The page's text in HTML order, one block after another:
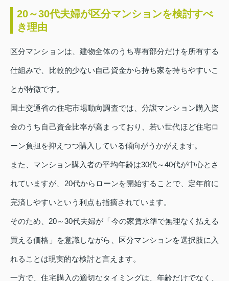
20～30代夫婦が区分マンションを検討すべ
き理由
区分マンションは、建物全体のうち専有部分だけを所有する
仕組みで、比較的少ない自己資金から持ち家を持ちやすいこ
とが特徴です。
国土交通省の住宅市場動向調査では、分譲マンション購入資
金のうち自己資金比率が高まっており、若い世代ほど住宅ロ
ーン負担を抑えつつ購入している傾向がうかがえます。
また、マンション購入者の平均年齢は30代～40代が中心とさ
れていますが、20代からローンを開始することで、定年前に
完済しやすいという利点も指摘されています。
そのため、20～30代夫婦が「今の家賃水準で無理なく払える
買える価格」を意識しながら、区分マンションを選択肢に入
れることは現実的な検討と言えます。
一方で、住宅購入の適切なタイミングは、年齢だけでなく、